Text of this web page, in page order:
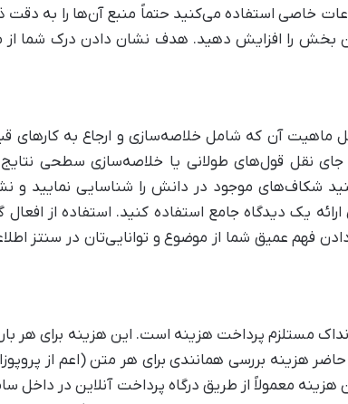
خاصی استفاده می‌کنید حتماً منبع آن‌ها را به
بخش را افزایش دهید. هدف نشان دادن درک شما از
آن که شامل خلاصه‌سازی و ارجاع به کارهای
نقل قول‌های طولانی یا خلاصه‌سازی سطحی
شکاف‌های موجود در دانش را شناسایی نمایید و
یک دیدگاه جامع استفاده کنید. استفاده از
فهم عمیق شما از موضوع و توانایی‌تان در سنتز
مستلزم پرداخت هزینه است. این هزینه برای هر
حاضر هزینه بررسی همانندی برای هر متن (اعم از
هزینه معمولاً از طریق درگاه پرداخت آنلاین در